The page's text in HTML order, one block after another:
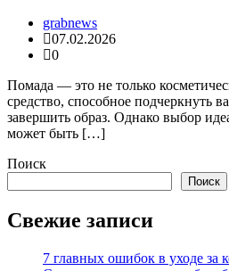
grabnews
07.02.2026
0
Помада — это не только
средство, способное подчеркнуть
завершить образ. Однако выбор
может быть […]
Поиск
Поиск
Свежие записи
7 главных ошибок в уходе за